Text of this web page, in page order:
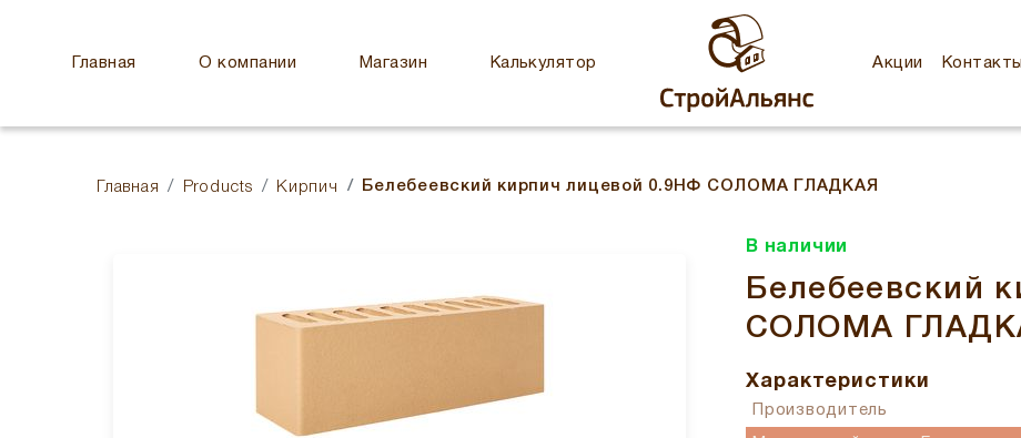
Главная О компании Магазин Калькулятор Акции Контакты
Главная Products Кирпич Белебеевский кирпич лицевой 0.9НФ СОЛОМА ГЛАДКАЯ
В наличии
Белебеевский
СОЛОМА
Характеристики
Производитель